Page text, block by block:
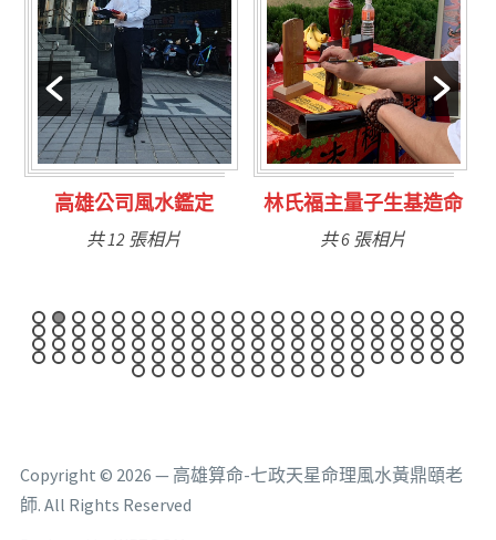
林氏福主量子生基造命
共 6 張相片
台南永康風水鑑定
共 9 張相片
Copyright © 2026 — 高雄算命-七政天星命理風水黃鼎頤老
師. All Rights Reserved